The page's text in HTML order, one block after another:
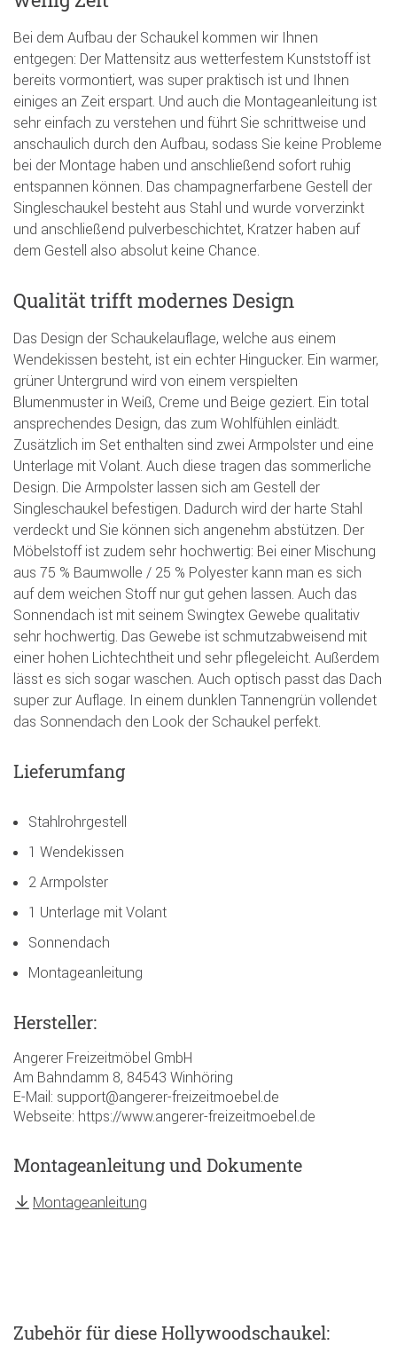
Bei dem Aufbau der Schaukel kommen wir Ihnen
entgegen: Der Mattensitz aus wetterfestem Kunststoff ist
bereits vormontiert, was super praktisch ist und Ihnen
einiges an Zeit erspart. Und auch die Montageanleitung ist
sehr einfach zu verstehen und führt Sie schrittweise und
anschaulich durch den Aufbau, sodass Sie keine Probleme
bei der Montage haben und anschließend sofort ruhig
entspannen können. Das champagnerfarbene Gestell der
Singleschaukel besteht aus Stahl und wurde vorverzinkt
und anschließend pulverbeschichtet, Kratzer haben auf
dem Gestell also absolut keine Chance.
Qualität trifft modernes Design
Das Design der Schaukelauflage, welche aus einem
Wendekissen besteht, ist ein echter Hingucker. Ein warmer,
grüner Untergrund wird von einem verspielten
Blumenmuster in Weiß, Creme und Beige geziert. Ein total
ansprechendes Design, das zum Wohlfühlen einlädt.
Zusätzlich im Set enthalten sind zwei Armpolster und eine
Unterlage mit Volant. Auch diese tragen das sommerliche
Design. Die Armpolster lassen sich am Gestell der
Singleschaukel befestigen. Dadurch wird der harte Stahl
verdeckt und Sie können sich angenehm abstützen. Der
Möbelstoff ist zudem sehr hochwertig: Bei einer Mischung
aus 75 % Baumwolle / 25 % Polyester kann man es sich
auf dem weichen Stoff nur gut gehen lassen. Auch das
Sonnendach ist mit seinem Swingtex Gewebe qualitativ
sehr hochwertig. Das Gewebe ist schmutzabweisend mit
einer hohen Lichtechtheit und sehr pflegeleicht. Außerdem
lässt es sich sogar waschen. Auch optisch passt das Dach
super zur Auflage. In einem dunklen Tannengrün vollendet
das Sonnendach den Look der Schaukel perfekt.
Lieferumfang
Stahlrohrgestell
1 Wendekissen
2 Armpolster
1 Unterlage mit Volant
Sonnendach
Montageanleitung
Hersteller:
Angerer Freizeitmöbel GmbH
Am Bahndamm 8, 84543 Winhöring
E-Mail: support@angerer-freizeitmoebel.de
Webseite: https://www.angerer-freizeitmoebel.de
Montageanleitung und Dokumente
Montageanleitung
Zubehörfür diese Hollywoodschaukel: